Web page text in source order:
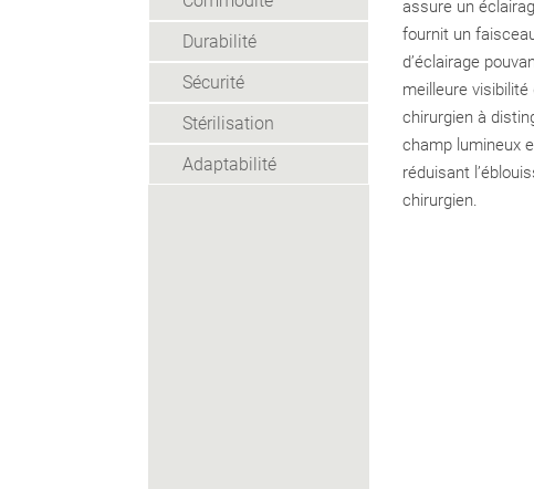
Durabilité
Sécurité
Stérilisation
Adaptabilité
assure un
fournit un
d’éclairage
meilleure
chirurgien à
champ lumineux
réduisant
chirurgien.